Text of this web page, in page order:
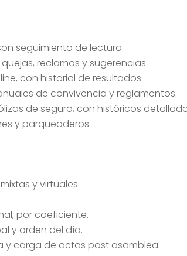
seguimiento de lectura.
reclamos y sugerencias.
con historial de resultados.
de convivencia y reglamentos.
de seguro, con históricos
y parqueaderos.
y virtuales.
por coeficiente.
y orden del día.
y carga de actas post asamblea.